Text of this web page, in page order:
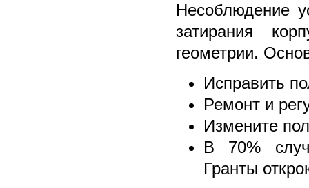
Несоблюдение
затирания
геометрии.
Исправить
Ремонт и
Измените
В 70%
Гранты